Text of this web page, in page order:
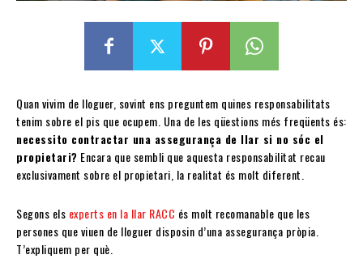
Quan vivim de lloguer, sovint ens preguntem quines responsabilitats
tenim sobre el pis que ocupem. Una de les qüestions més freqüents és:
necessito contractar una assegurança de llar si no sóc el
propietari? Encara que sembli que aquesta responsabilitat recau
exclusivament sobre el propietari, la realitat és molt diferent.
Segons els experts en la llar RACC és molt recomanable que les
persones que viuen de lloguer disposin d’una assegurança pròpia.
T’expliquem per què.